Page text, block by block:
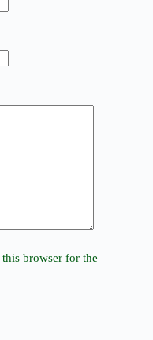
browser for the